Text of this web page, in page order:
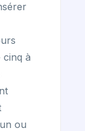
cinq à
ou